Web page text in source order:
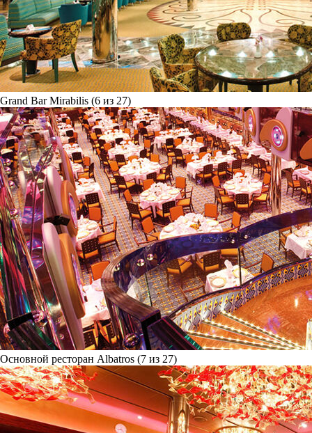
Grand Bar Mirabilis (6 из 27)
Основной ресторан Albatros (7 из 27)